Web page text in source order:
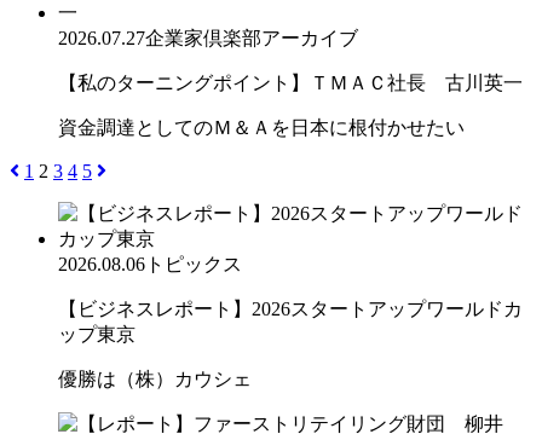
2026.07.27企業家倶楽部アーカイブ
【私のターニングポイント】ＴＭＡＣ社長 古川英一
資金調達としてのＭ＆Ａを日本に根付かせたい
1 2 3 4 5
2026.08.06 トピックス
【ビジネスレポート】2026スタートアップワールドカ
ップ東京
優勝は（株）カウシェ